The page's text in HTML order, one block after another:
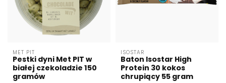
MET PIT
Pestki dyni Met PIT w
białej czekoladzie 150
gramów
ISOSTAR
Baton Isostar High
Protein 30 kokos
chrupiący 55 gram